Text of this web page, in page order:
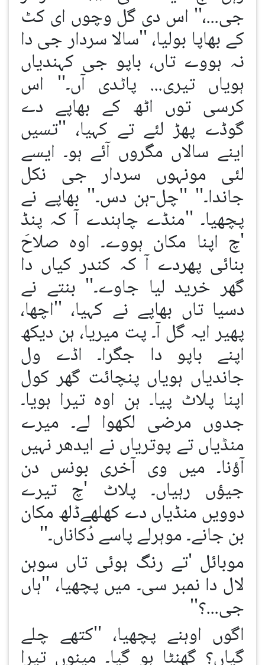
جی...،'' اس دی گل وچوں ای کٹ
کے بھاپا بولیا، ''سالا سردار جی دا
نہ ہووے تاں، باپو جی کہندیاں
ہویاں تیری... پاٹدی آں۔'' اس
کرسی توں اٹھ کے بھاپے دے
گوڈے پھڑ لئے تے کہیا، ''تسیں
اینے سالاں مگروں آئے ہو۔ ایسے
لئی مونہوں سردار جی نکل
جاندا۔'' ''چل-ہن دس۔'' بھاپے نے
پچھیا۔ ''منڈے چاہندے آ کہ پنڈ
'چ اپنا مکان ہووے۔ اوہ صلاحَ
بنائی پھردے آ کہ کندر کیاں دا
گھر خرید لیا جاوے۔'' بنتے نے
دسیا تاں بھاپے نے کہیا، ''اچھا،
پھیر ایہ گل آ۔ پت میریا، ہن دیکھ
اپنے باپو دا جگرا۔ اڈے ول
جاندیاں ہویاں پنچائت گھر کول
اپنا پلاٹ پیا۔ ہن اوہ تیرا ہویا۔
جدوں مرضی لکھوا لے۔ میرے
منڈیاں تے پوتریاں نے ایدھر نہیں
آؤنا۔ میں وی آخری بونس دن
جیؤں رہیاں۔ پلاٹ 'چ تیرے
دوویں منڈیاں دے کھلھےڈلھ مکان
بن جانے۔ موہرلے پاسے دُکاناں۔''
موبائل 'تے رنگ ہوئی تاں سوہن
لال دا نمبر سی۔ میں پچھیا، ''ہاں
جی...؟''
اگوں اوہنے پچھیا، ''کتھے چلے
گیاں؟ گھنٹا ہو گیا۔ مینوں تیرا